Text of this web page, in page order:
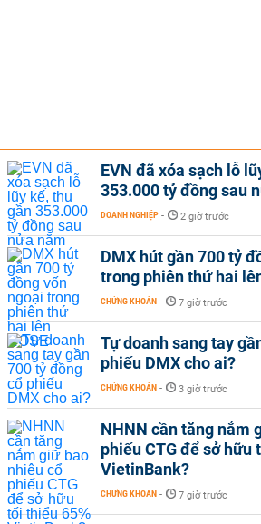
EVN đã xóa sạch lỗ
353.000 tỷ đồng sau
DOANH NGHIỆP - 2 giờ trước
DMX hút gần 700 tỷ
trong phiên thứ hai
CHỨNG KHOÁN - 7 giờ trước
Tự doanh sang tay
phiếu DMX cho ai?
CHỨNG KHOÁN - 3 giờ trước
NHNN cần tăng nắm
phiếu CTG để sở hữu
VietinBank?
CHỨNG KHOÁN - 7 giờ trước